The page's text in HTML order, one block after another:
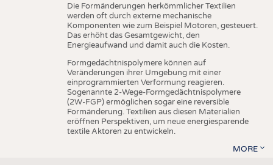
Die Formänderungen herkömmlicher Textilien
werden oft durch externe mechanische
Komponenten wie zum Beispiel Motoren, gesteuert.
Das erhöht das Gesamtgewicht, den
Energieaufwand und damit auch die Kosten.
Formgedächtnispolymere können auf
Veränderungen ihrer Umgebung mit einer
einprogrammierten Verformung reagieren.
Sogenannte 2-Wege-Formgedächtnispolymere
(2W-FGP) ermöglichen sogar eine reversible
Formänderung. Textilien aus diesen Materialien
eröffnen Perspektiven, um neue energiesparende
textile Aktoren zu entwickeln.
MORE